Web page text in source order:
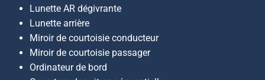
Lunette AR dégivrante
Lunette arrière
Miroir de courtoisie conducteur
Miroir de courtoisie passager
Ordinateur de bord